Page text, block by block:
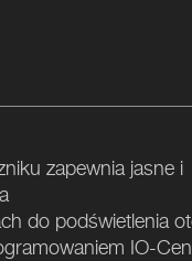
zapewnia jasne i
do podświetlenia
IO-